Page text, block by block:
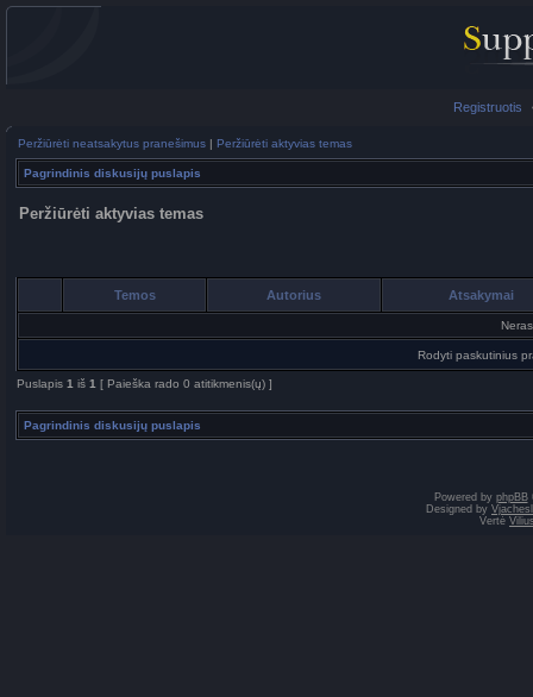
Registruotis
Peržiūrėti neatsakytus pranešimus | Peržiūrėti aktyvias temas
Pagrindinis diskusijų puslapis
Peržiūrėti aktyvias temas
Temos Autorius Atsakymai
Rodyti paskutinius
Puslapis 1 iš 1 [ Paieška rado 0 atitikmenis(ų) ]
Pagrindinis diskusijų puslapis
Powered by phpBB
Designed by
Vertė